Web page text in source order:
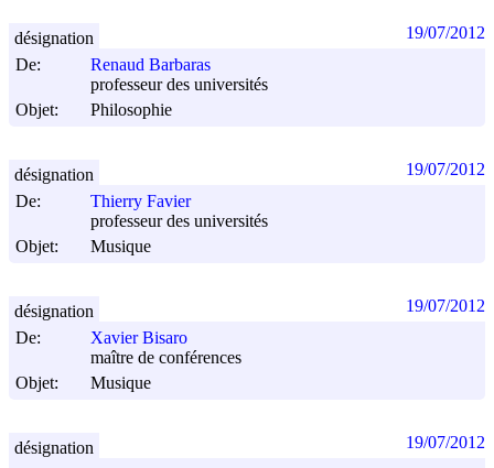
De:
Renaud Barbaras
professeur des universités
Objet:
Philosophie
désignation 19/07/2012
De:
Thierry Favier
professeur des universités
Objet:
Musique
désignation 19/07/2012
De:
Xavier Bisaro
maître de conférences
Objet:
Musique
désignation 19/07/2012
désignation 19/07/2012